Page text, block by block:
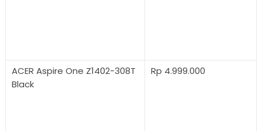
ACER Aspire One Z1402-308T
Black
Rp 4.999.000